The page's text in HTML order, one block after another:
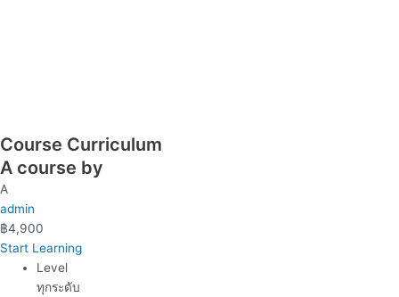
Course Curriculum
A course by
A
admin
฿4,900
Start Learning
Level
ทุกระดับ